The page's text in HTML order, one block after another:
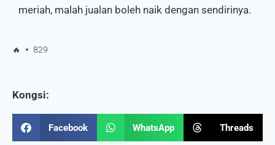
meriah, malah jualan boleh naik dengan sendirinya.
🔥 829
Kongsi:
Facebook WhatsApp Threads